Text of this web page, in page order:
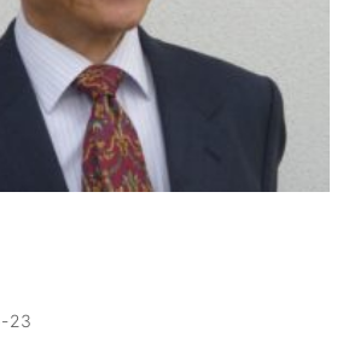
23